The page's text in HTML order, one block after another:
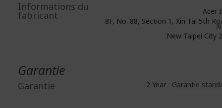
Informations du
fabricant
Acer
8F, No. 88, Section 1, Xin Tai 5th
New Taipei City
Garantie
Garantie 2 Year Garantie